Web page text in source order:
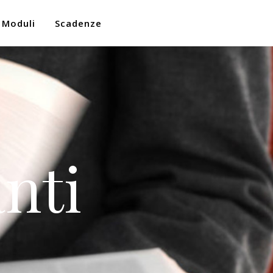
Moduli Scadenze